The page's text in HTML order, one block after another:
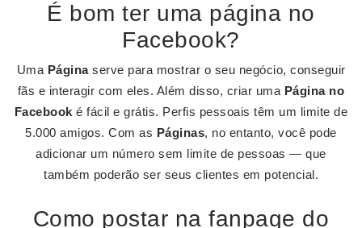
É bom ter uma página no
Facebook?
Uma Páginaserve para mostrar o seu negócio, conseguir
fãs e interagir com eles. Além disso, criar uma Página no
Facebook é fácil e grátis. Perfis pessoais têm um limite de
5.000 amigos. Com as Páginas, no entanto, você pode
adicionar um número sem limite de pessoas — que
também poderão ser seus clientes em potencial.
Como postar na fanpage do